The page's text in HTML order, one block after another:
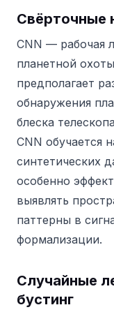
Свёрточные
CNN — рабочая
планетной
предполагает
обнаружения
блеска
CNN обучается
синтетических
особенно
выявлять
паттерны в
формализации.
Случайные
бустинг